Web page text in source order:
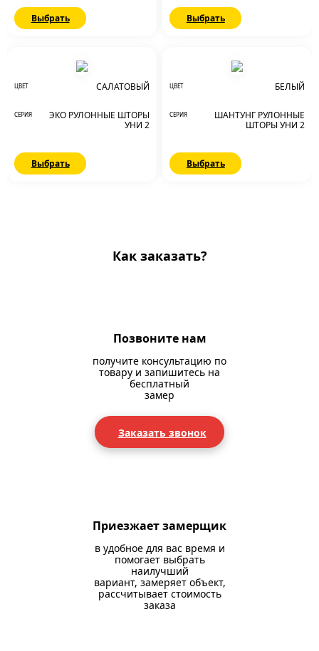
Выбрать Выбрать
ЦВЕТ САЛАТОВЫЙ
СЕРИЯ
ЭКО РУЛОННЫЕ ШТОРЫ
УНИ 2
Выбрать
ЦВЕТ БЕЛЫЙ
СЕРИЯ
ШАНТУНГ РУЛОННЫЕ
ШТОРЫ УНИ 2
Выбрать
Как заказать?
Позвоните нам
получите консультацию по
товару и запишитесь на
бесплатный
замер
Заказать звонок
Приезжает замерщик
в удобное для вас время и
помогает выбрать
наилучший
вариант, замеряет объект,
рассчитывает стоимость
заказа